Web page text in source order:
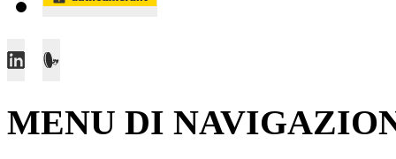
MENU DI